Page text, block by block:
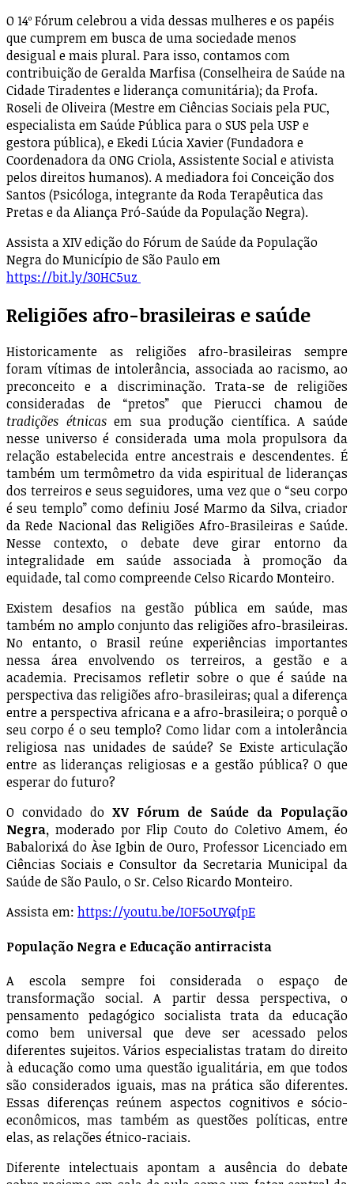
O 14º Fórum celebrou a vida dessas mulheres e os papéis
que cumprem em busca de uma sociedade menos
desigual e mais plural. Para isso, contamos com
contribuição de Geralda Marfisa (Conselheira de Saúde na
Cidade Tiradentes e liderança comunitária); da Profa.
Roseli de Oliveira (Mestre em Ciências Sociais pela PUC,
especialista em Saúde Pública para o SUS pela USP e
gestora pública), e Ekedi Lúcia Xavier (Fundadora e
Coordenadora da ONG Criola, Assistente Social e ativista
pelos direitos humanos). A mediadora foi Conceição dos
Santos (Psicóloga, integrante da Roda Terapêutica das
Pretas e da Aliança Pró-Saúde da População Negra).
Assista a XIV edição do Fórum de Saúde da População
Negra do Município de São Paulo em
https://bit.ly/30HC5uz
Religiões afro-brasileiras e saúde
Historicamente as religiões afro-brasileiras sempre
foram vítimas de intolerância, associada ao racismo, ao
preconceito e a discriminação. Trata-se de religiões
consideradas de “pretos” que Pierucci chamou de
tradições étnicasem sua produção científica. A saúde
nesse universo é considerada uma mola propulsora da
relação estabelecida entre ancestrais e descendentes. É
também um termômetro da vida espiritual de lideranças
dos terreiros e seus seguidores, uma vez que o “seu corpo
é seu templo” como definiu José Marmo da Silva, criador
da Rede Nacional das Religiões Afro-Brasileiras e Saúde.
Nesse contexto, o debate deve girar entorno da
integralidade em saúde associada à promoção da
equidade, tal como compreende Celso Ricardo Monteiro.
Existem desafios na gestão pública em saúde, mas
também no amplo conjunto das religiões afro-brasileiras.
No entanto, o Brasil reúne experiências importantes
nessa área envolvendo os terreiros, a gestão e a
academia. Precisamos refletir sobre o que é saúde na
perspectiva das religiões afro-brasileiras; qual a diferença
entre a perspectiva africana e a afro-brasileira; o porquê o
seu corpo é o seu templo? Como lidar com a intolerância
religiosa nas unidades de saúde? Se Existe articulação
entre as lideranças religiosas e a gestão pública? O que
esperar do futuro?
O convidado do XV Fórum de Saúde da População
Negra, moderado por Flip Couto do Coletivo Amem, éo
Babalorixá do Àse Igbin de Ouro, Professor Licenciado em
Ciências Sociais e Consultor da Secretaria Municipal da
Saúde de São Paulo, o Sr. Celso Ricardo Monteiro.
Assista em: https://youtu.be/IOF5oUYQfpE
População Negra e Educação antirracista
A escola sempre foi considerada o espaço de
transformação social. A partir dessa perspectiva, o
pensamento pedagógico socialista trata da educação
como bem universal que deve ser acessado pelos
diferentes sujeitos. Vários especialistas tratam do direito
à educação como uma questão igualitária, em que todos
são considerados iguais, mas na prática são diferentes.
Essas diferenças reúnem aspectos cognitivos e sócio-
econômicos, mas também as questões políticas, entre
elas, as relações étnico-raciais.
Diferente intelectuais apontam a ausência do debate